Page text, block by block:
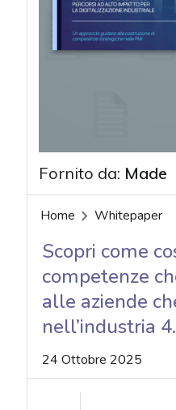
Fornito da: Made
Home Whitepaper
Scopri come
competenze
alle aziende
nell’industria
24 Ottobre 2025